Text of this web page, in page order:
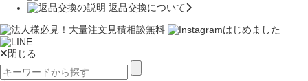
返品交換について
閉じる